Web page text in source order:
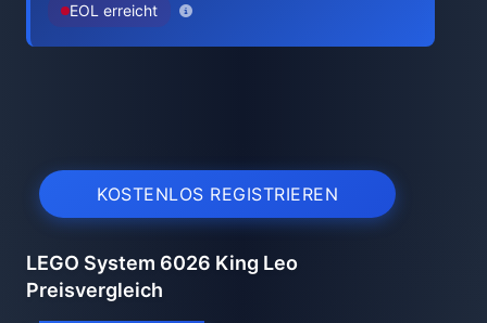
EOL erreicht
KOSTENLOS REGISTRIEREN
LEGO System 6026 King Leo
Preisvergleich